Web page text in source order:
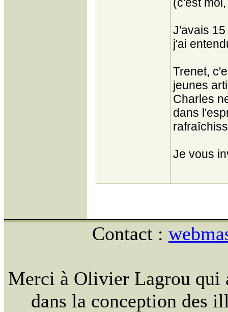
J'avais
j'ai
Trenet,
jeunes
Charles
dans
Je vous
Contact :
Merci à Olivier Lagrou qui
dans la conception des